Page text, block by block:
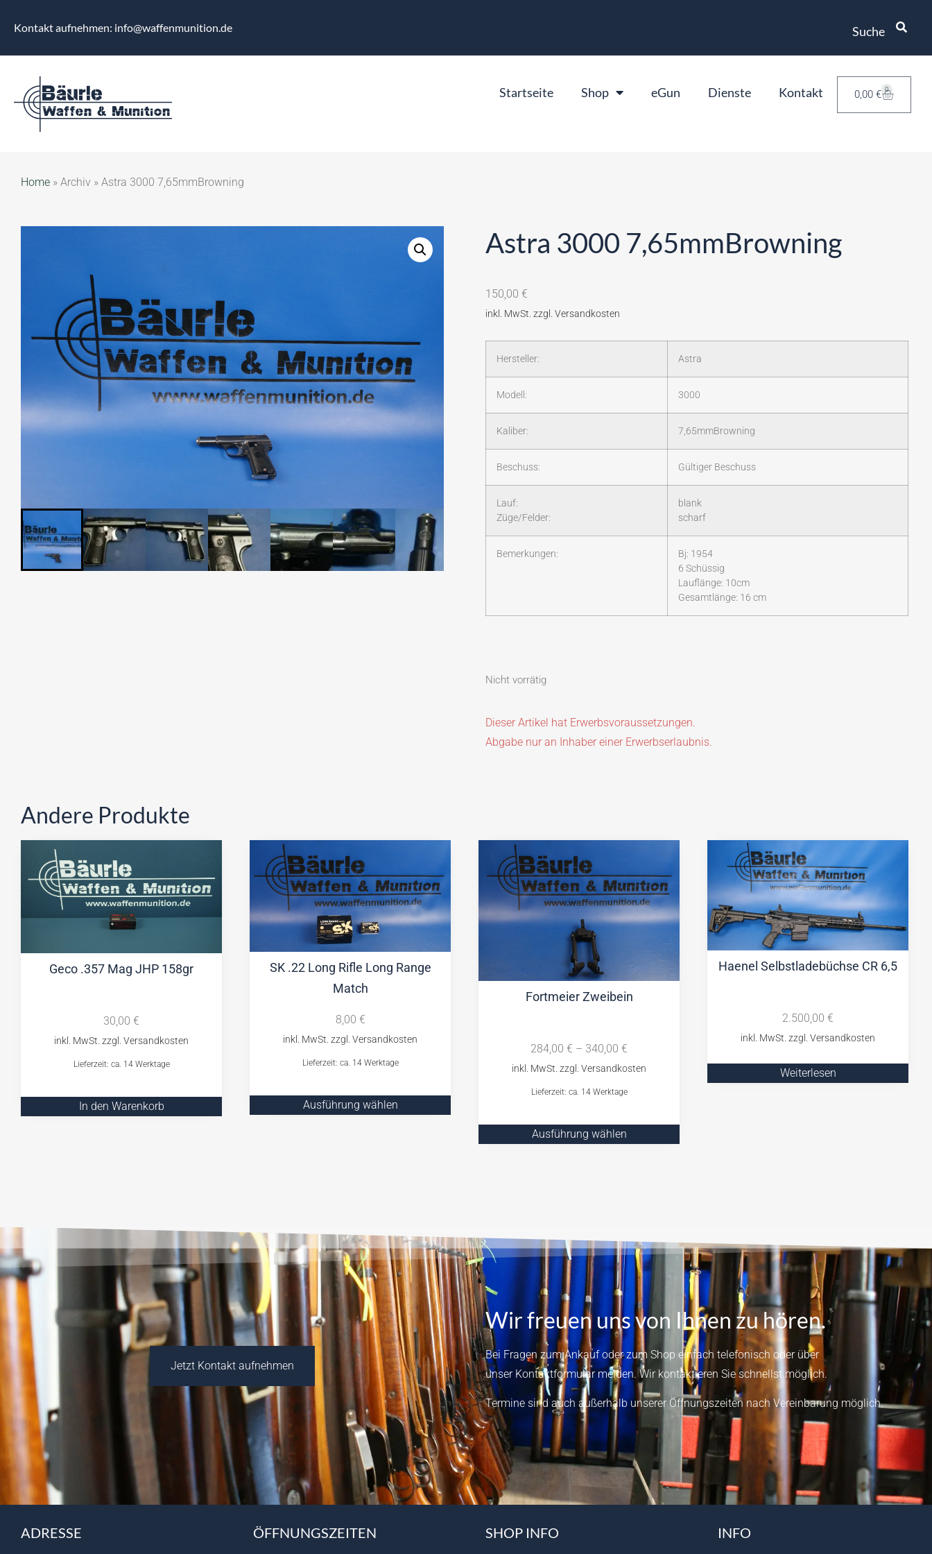
Kontakt aufnehmen: info@waffenmunition.de Suche
Startseite Shop eGun Dienste Kontakt 0,00 € 0
Home » Archiv » Astra 3000 7,65mmBrowning
Astra 3000 7,65mmBrowning
150,00 €
Hersteller: Astra
Modell: 3000
Kaliber: 7,65mmBrowning
Beschuss: Gültiger Beschuss
Lauf:
Züge/Felder:
blank
scharf
Bemerkungen:
Bj: 1954
6 Schüssig
Lauflänge: 10cm
Gesamtlänge: 16 cm
Nicht vorrätig
Dieser Artikel hat Erwerbsvoraussetzungen.
Abgabe nur an Inhaber einer Erwerbserlaubnis.
Andere Produkte
Geco .357 Mag JHP 158gr
30,00 €
Lieferzeit: ca. 14 Werktage
In den Warenkorb
SK .22 Long Rifle Long Range
Match
8,00 €
Lieferzeit: ca. 14 Werktage
Ausführung wählen
Fortmeier Zweibein
284,00 € – 340,00 €
Lieferzeit: ca. 14 Werktage
Ausführung wählen
Haenel Selbstladebüchse CR 6,5
2.500,00 €
Weiterlesen
Jetzt Kontakt aufnehmen
Wir freuen uns von Ihnen zu hören.
Bei Fragen zum Ankauf oder zum Shop einfach telefonisch oder über
unser Kontaktformularmelden.Wir kontaktieren Sie schnellst möglich.
Termine sind auch außerhalb unserer Öffnungszeiten nach Vereinbarung möglich.
ADRESSE ÖFFNUNGSZEITEN SHOP INFO INFO